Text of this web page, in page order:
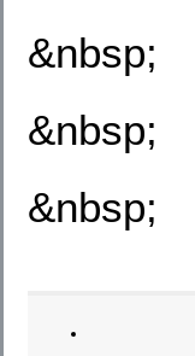
&nbsp;
&nbsp;
&nbsp;